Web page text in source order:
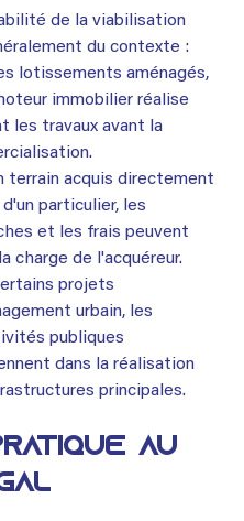
de la viabilisation
du contexte :
lotissements aménagés,
immobilier réalise
les travaux avant la
terrain acquis directement
d'un particulier, les
et les frais peuvent
charge de l'acquéreur.
projets
urbain, les
publiques
dans la réalisation
principales.
au